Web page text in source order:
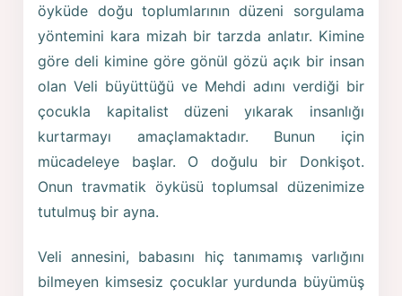
öyküde doğu toplumlarının düzeni sorgulama
yöntemini kara mizah bir tarzda anlatır. Kimine
göre deli kimine göre gönül gözü açık bir insan
olan Veli büyüttüğü ve Mehdi adını verdiği bir
çocukla kapitalist düzeni yıkarak insanlığı
kurtarmayı amaçlamaktadır. Bunun için
mücadeleye başlar. O doğulu bir Donkişot.
Onun travmatik öyküsü toplumsal düzenimize
tutulmuş bir ayna.
Veli annesini, babasını hiç tanımamış varlığını
bilmeyen kimsesiz çocuklar yurdunda büyümüş